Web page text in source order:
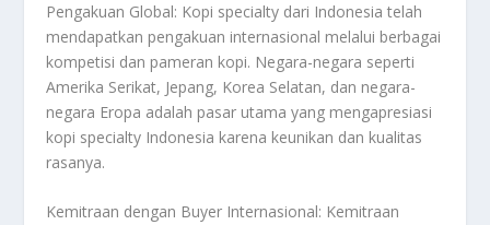
Pengakuan Global: Kopi specialty dari Indonesia telah
mendapatkan pengakuan internasional melalui berbagai
kompetisi dan pameran kopi. Negara-negara seperti
Amerika Serikat, Jepang, Korea Selatan, dan negara-
negara Eropa adalah pasar utama yang mengapresiasi
kopi specialty Indonesia karena keunikan dan kualitas
rasanya.
Kemitraan dengan Buyer Internasional: Kemitraan